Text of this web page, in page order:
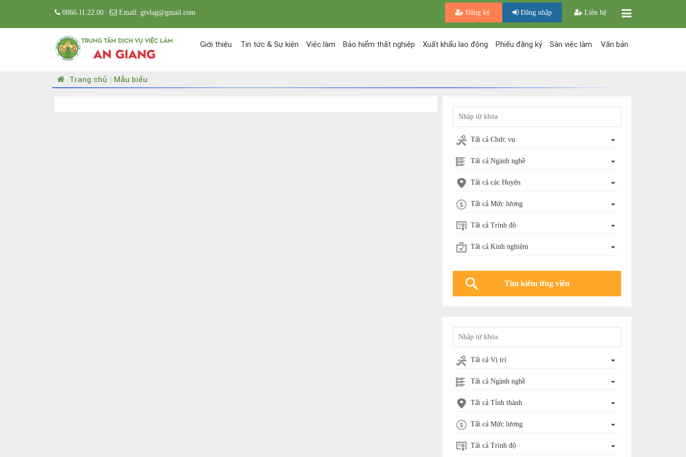
0866.11.22.00 Email: gtvlag@gmail.com Đăng ký Đăng nhập Liên hệ
Giới thiệu Tin tức & Sự kiện Việc làm Bảo hiểm thất nghiệp Xuất khẩu lao động Phiếu đăng ký Sàn việc làm Văn bản
Trang chủ Mẫu biểu
Tất cả Chức vụ
Tất cả Ngành nghề
Tất cả các Huyện
Tất cả Mức lương
Tất cả Trình độ
Tất cả Kinh nghiệm
Tất cả Vị trí
Tất cả Ngành nghề
Tất cả Tỉnh thành
Tất cả Mức lương
Tất cả Trình độ